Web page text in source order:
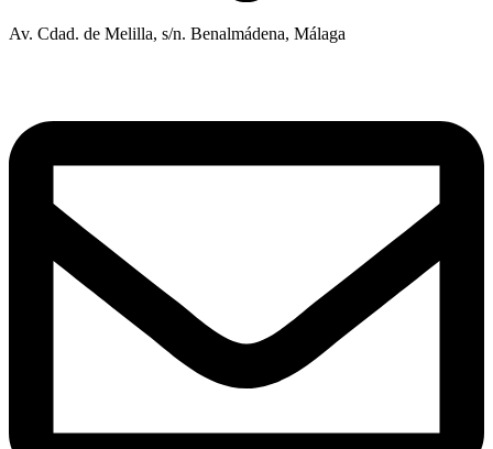
Av. Cdad. de Melilla, s/n. Benalmádena, Málaga